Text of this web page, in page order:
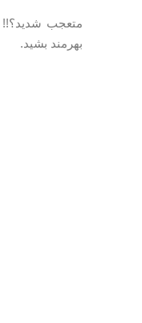
متعجب شدید؟!!
بهرمند بشید.